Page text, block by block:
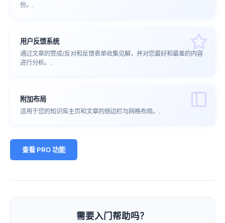
份。.
用户反馈系统
通过文章的赞成/反对和反馈表单收集见解，并对您最好和最差的内容
进行分析。.
附加布局
适用于您的知识库主页和文章的侧边栏与网格布局。.
查看 PRO 功能
需要入门帮助吗？